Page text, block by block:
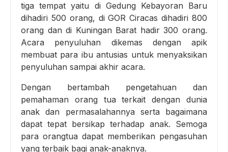
tiga tempat yaitu di Gedung Kebayoran Baru
dihadiri 500 orang, di GOR Ciracas dihadiri 800
orang dan di Kuningan Barat hadir 300 orang.
Acara penyuluhan dikemas dengan apik
membuat para ibu antusias untuk menyaksikan
penyuluhan sampai akhir acara.
Dengan bertambah pengetahuan dan
pemahaman orang tua terkait dengan dunia
anak dan permasalahannya serta bagaimana
dapat tepat bersikap terhadap anak. Semoga
para orangtua dapat memberikan pengasuhan
yang terbaik bagi anak-anaknya.